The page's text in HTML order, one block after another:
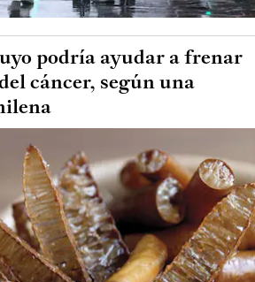
podría ayudar a frenar
cáncer, según una